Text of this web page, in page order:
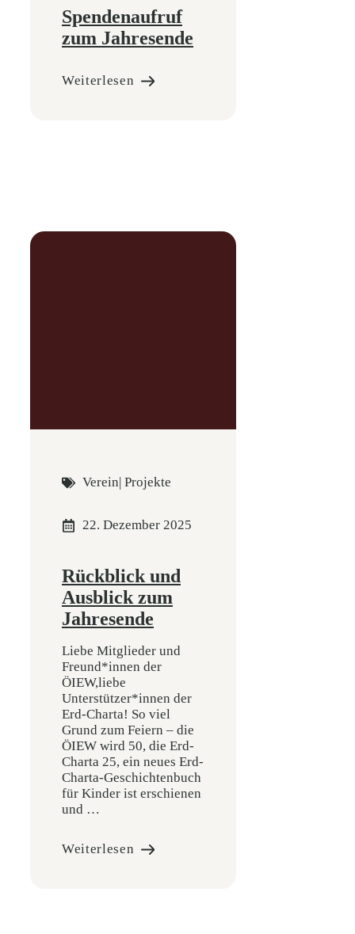
Spendenaufruf
zum Jahresende
Weiterlesen
Verein| Projekte
22. Dezember 2025
Rückblick und
Ausblick zum
Jahresende
Liebe Mitglieder und
Freund*innen der
ÖIEW,liebe
Unterstützer*innen der
Erd-Charta! So viel
Grund zum Feiern – die
ÖIEW wird 50, die Erd-
Charta 25, ein neues Erd-
Charta-Geschichtenbuch
für Kinder ist erschienen
und …
Weiterlesen